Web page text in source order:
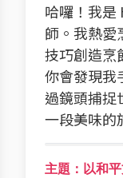
哈囉！我是
師。我熱愛
技巧創造烹
你會發現我
過鏡頭捕捉
一段美味的
主題：以和